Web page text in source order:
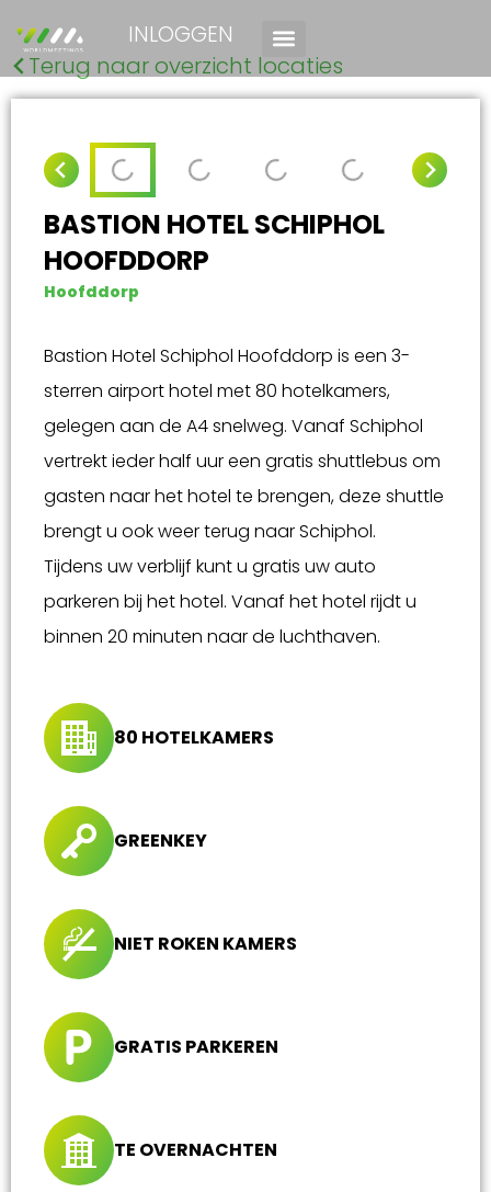
INLOGGEN
Terug naar overzicht locaties
BASTION HOTEL SCHIPHOL
HOOFDDORP
Hoofddorp
Bastion Hotel Schiphol Hoofddorp is een 3-
sterren airport hotel met 80 hotelkamers,
gelegen aan de A4 snelweg. Vanaf Schiphol
vertrekt ieder half uur een gratis shuttlebus om
gasten naar het hotel te brengen, deze shuttle
brengt u ook weer terug naar Schiphol.
Tijdens uw verblijf kunt u gratis uw auto
parkeren bij het hotel. Vanaf het hotel rijdt u
binnen 20 minuten naar de luchthaven.
80 HOTELKAMERS
GREENKEY
NIET ROKEN KAMERS
GRATIS PARKEREN
TE OVERNACHTEN